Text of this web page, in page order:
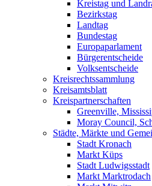
Kreistag und
Bezirkstag
Landtag
Bundestag
Europaparlament
Bürgerentscheide
Volksentscheide
Kreisrechtssammlung
Kreisamtsblatt
Kreispartnerschaften
Greenville,
Moray Council,
Städte, Märkte und
Stadt Kronach
Markt Küps
Stadt Ludwigsstadt
Markt Marktrodach